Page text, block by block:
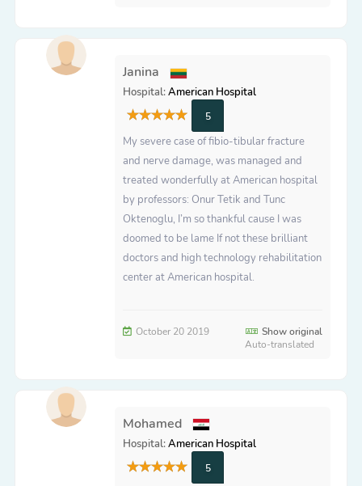
Janina
Hospital:American Hospital
5
My severe case of fibio-tibular fracture
and nerve damage, was managed and
treated wonderfully at American hospital
by professors: Onur Tetik and Tunc
Oktenoglu, I’m so thankful cause I was
doomed to be lame If not these brilliant
doctors and high technology rehabilitation
center at American hospital.
October 20 2019
Show original
Auto-translated
Mohamed
Hospital:American Hospital
5